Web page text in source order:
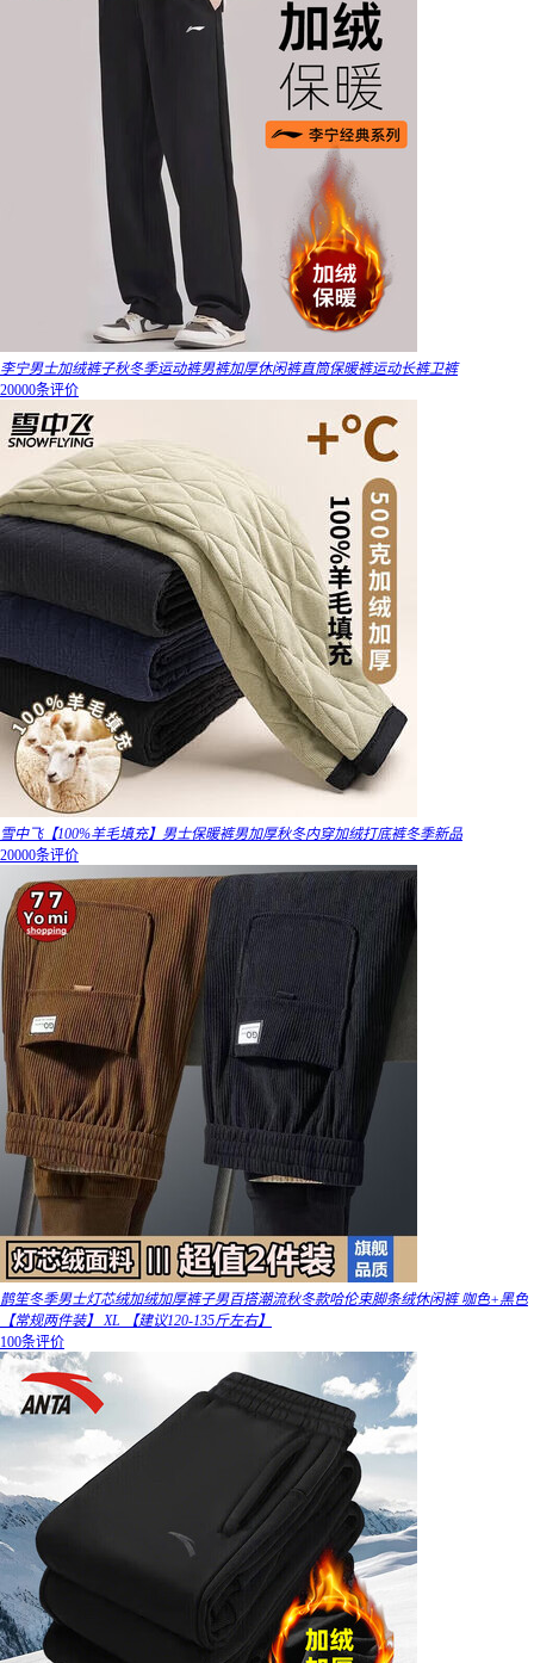
李宁男士加绒裤子秋冬季运动裤男裤加厚休闲裤直筒保暖裤运动长裤卫裤
20000条评价
雪中飞【100%羊毛填充】男士保暖裤男加厚秋冬内穿加绒打底裤冬季新品
20000条评价
鹊笙冬季男士灯芯绒加绒加厚裤子男百搭潮流秋冬款哈伦束脚条绒休闲裤 咖色+黑色
【常规两件装】 XL 【建议120-135斤左右】
100条评价